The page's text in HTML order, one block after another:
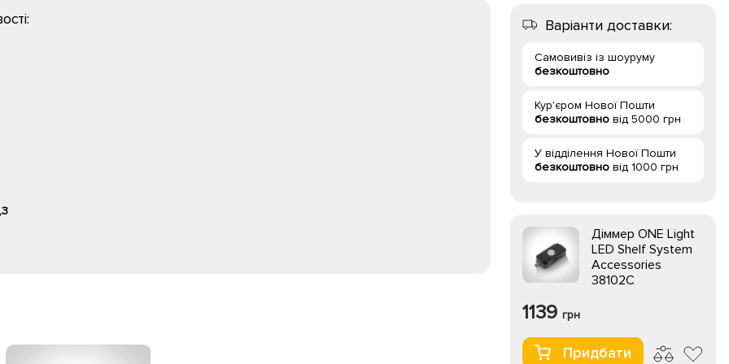
Варіанти доставки:
Самовивіз із шоуруму
безкоштовно
Кур'єром Нової Пошти
безкоштовно від 5000 грн
У відділення Нової Пошти
безкоштовно від 1000 грн
Діммер ONE Light
LED Shelf System
Accessories
38102C
1139 грн
Придбати